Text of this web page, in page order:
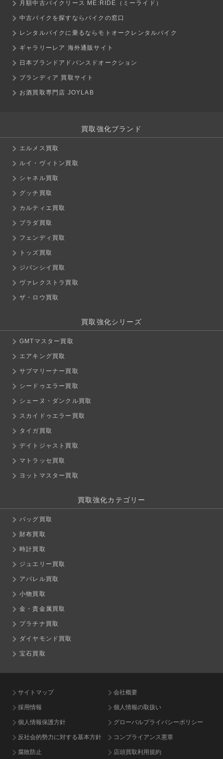
月額中古バイクリース ME:RIDE（ミーライド）
中古バイクを探すならバイクの窓口
レンタルバイクに乗るならモトオークレンタルバイク
ギャラリーレア 海外通販サイト
日本ブランドアドバンスドオークション
ブランディア 買取サイト
お酒買取専門店 JOYLAB
買取強化ブランド
エルメス買取
ルイ・ヴィトン買取
シャネル買取
グッチ買取
カルティエ買取
プラダ買取
フェンディ買取
トッズ買取
ジバンシイ買取
ヴァレクストラ買取
ザ・ロウ買取
買取強化シリーズ
GMTマスター買取
エアキング買取
サブマリーナー買取
シードゥエラー買取
シェーヌ・ダンクル買取
スカイドゥエラー買取
タイガ買取
デイトジャスト買取
マトラッセ買取
ヨットマスター買取
買取強化カテゴリー
バッグ買取
財布買取
時計買取
ジュエリー買取
アパレル買取
小物買取
金・貴金属買取
プラチナ買取
ダイヤモンド買取
宝石買取
サイトマップ 会社概要
採用情報 個人情報の取扱い
個人情報保護方針 グローバルプライバシーポリシー
反社会的勢力に対する基本方針 コンプライアンス憲章
腐敗防止 店頭買取利用規約